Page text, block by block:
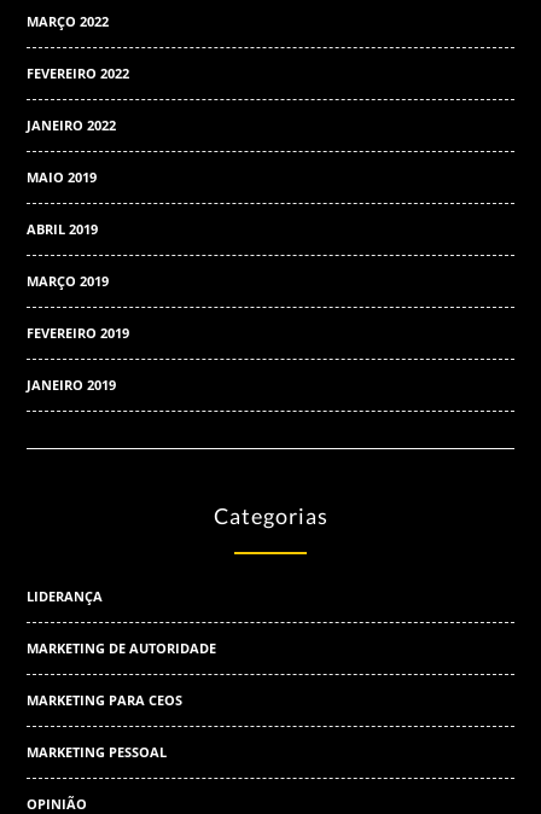
MARÇO 2022
FEVEREIRO 2022
JANEIRO 2022
MAIO 2019
ABRIL 2019
MARÇO 2019
FEVEREIRO 2019
JANEIRO 2019
Categorias
LIDERANÇA
MARKETING DE AUTORIDADE
MARKETING PARA CEOS
MARKETING PESSOAL
OPINIÃO